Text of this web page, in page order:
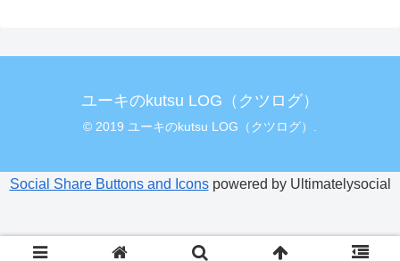
ユーキのkutsu LOG（クツログ）
© 2019 ユーキのkutsu LOG（クツログ）.
Social Share Buttons and Iconspowered by Ultimatelysocial